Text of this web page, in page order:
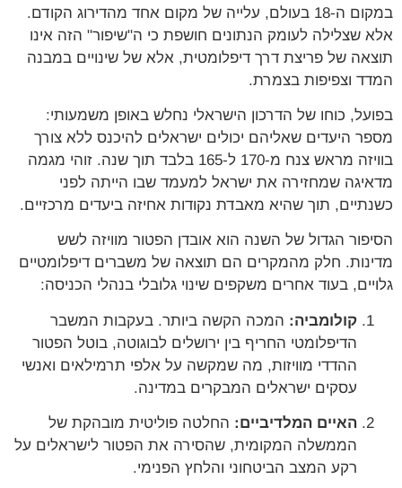
במקום ה-18 בעולם, עלייה של מקום אחד מהדירוג הקודם.
אלא שצלילה לעומק הנתונים חושפת כי ה"שיפור" הזה אינו
תוצאה של פריצת דרך דיפלומטית, אלא של שינויים במבנה
המדד וצפיפות בצמרת.
בפועל, כוחו של הדרכון הישראלי נחלש באופן משמעותי:
מספר היעדים שאליהם יכולים ישראלים להיכנס ללא צורך
בוויזה מראש צנח מ-170 ל-165 בלבד תוך שנה. זוהי מגמה
מדאיגה שמחזירה את ישראל למעמד שבו הייתה לפני
כשנתיים, תוך שהיא מאבדת נקודות אחיזה ביעדים מרכזיים.
הסיפור הגדול של השנה הוא אובדן הפטור מוויזה לשש
מדינות. חלק מהמקרים הם תוצאה של משברים דיפלומטיים
גלויים, בעוד אחרים משקפים שינוי גלובלי בנהלי הכניסה:
קולומביה: המכה הקשה ביותר. בעקבות המשבר
הדיפלומטי החריף בין ירושלים לבוגוטה, בוטל הפטור
ההדדי מוויזות, מה שמקשה על אלפי תרמילאים ואנשי
עסקים ישראלים המבקרים במדינה.
האיים המלדיביים: החלטה פוליטית מובהקת של
הממשלה המקומית, שהסירה את הפטור לישראלים על
רקע המצב הביטחוני והלחץ הפנימי.